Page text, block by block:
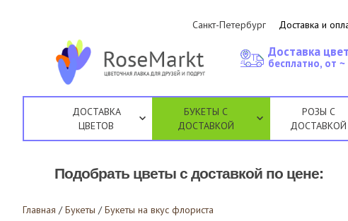
Санкт-Петербург Доставка и
Доставка
бесплатно, от
ДОСТАВКА
ЦВЕТОВ
БУКЕТЫ С
ДОСТАВКОЙ
РОЗЫ С
ДОСТАВКОЙ
Подобрать цветы с доставкой по цене:
Главная / Букеты / Букеты на вкус флориста